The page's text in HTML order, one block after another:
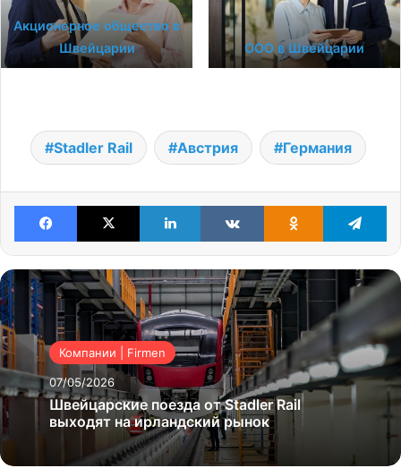
Акционерное общество в
Швейцарии
ООО в Швейцарии
Stadler Rail Австрия Германия
Facebook X LinkedIn VKontakteOdnoklassniki
Компании | Firmen
07/05/2026
Швейцарские поезда от Stadler Rail
выходят на ирландский рынок